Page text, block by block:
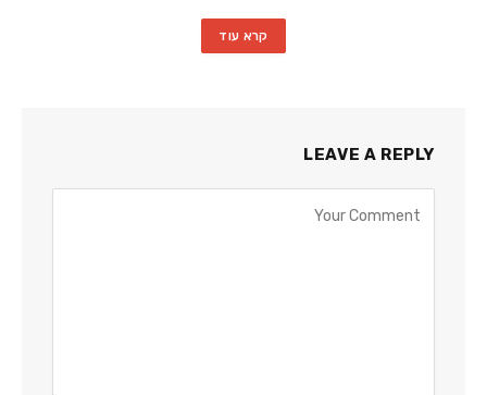
קרא עוד
LEAVE A REPLY